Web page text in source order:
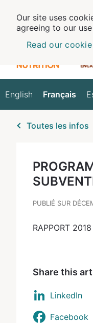
Français
English Français
Toutes les infos
PUBLIÉ SUR
RAPPORT
Share this
LinkedIn
Facebook
Our site uses
agreeing to our
Read our